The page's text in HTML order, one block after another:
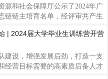
个人技能的提升，更重视团队协
日上午，我们举办了2024届大
成果，激发人才潜能。各小组代
层”、“技术”、“
源和社会保障厅公示了2024年广
链链主培育名单，经评审共产生
链主培育单位名单。“产教评”融
高质量围绕广东省战略性产业，
、出岗位、出师傅，院校出学
资源，政府出政策、出资金、出
| 2024届大学毕业生训练营开营
建设，增强发展后劲，打造一支
经营目标需要的高素质后备人才